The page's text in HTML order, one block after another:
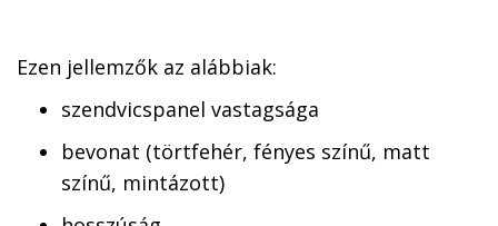
Ezen jellemzők az alábbiak:
szendvicspanel vastagsága
bevonat (törtfehér, fényes színű, matt
színű, mintázott)